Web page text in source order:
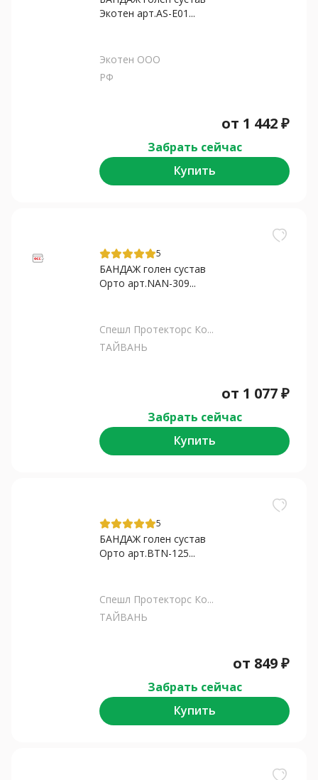
Экотен арт.AS-E01...
Экотен ООО
РФ
от 1 442₽
Забрать сейчас
Купить
5
БАНДАЖ голен сустав
Орто арт.NAN-309...
Спешл Протекторс Ко...
ТАЙВАНЬ
от 1 077₽
Забрать сейчас
Купить
5
БАНДАЖ голен сустав
Орто арт.BTN-125...
Спешл Протекторс Ко...
ТАЙВАНЬ
от 849₽
Забрать сейчас
Купить